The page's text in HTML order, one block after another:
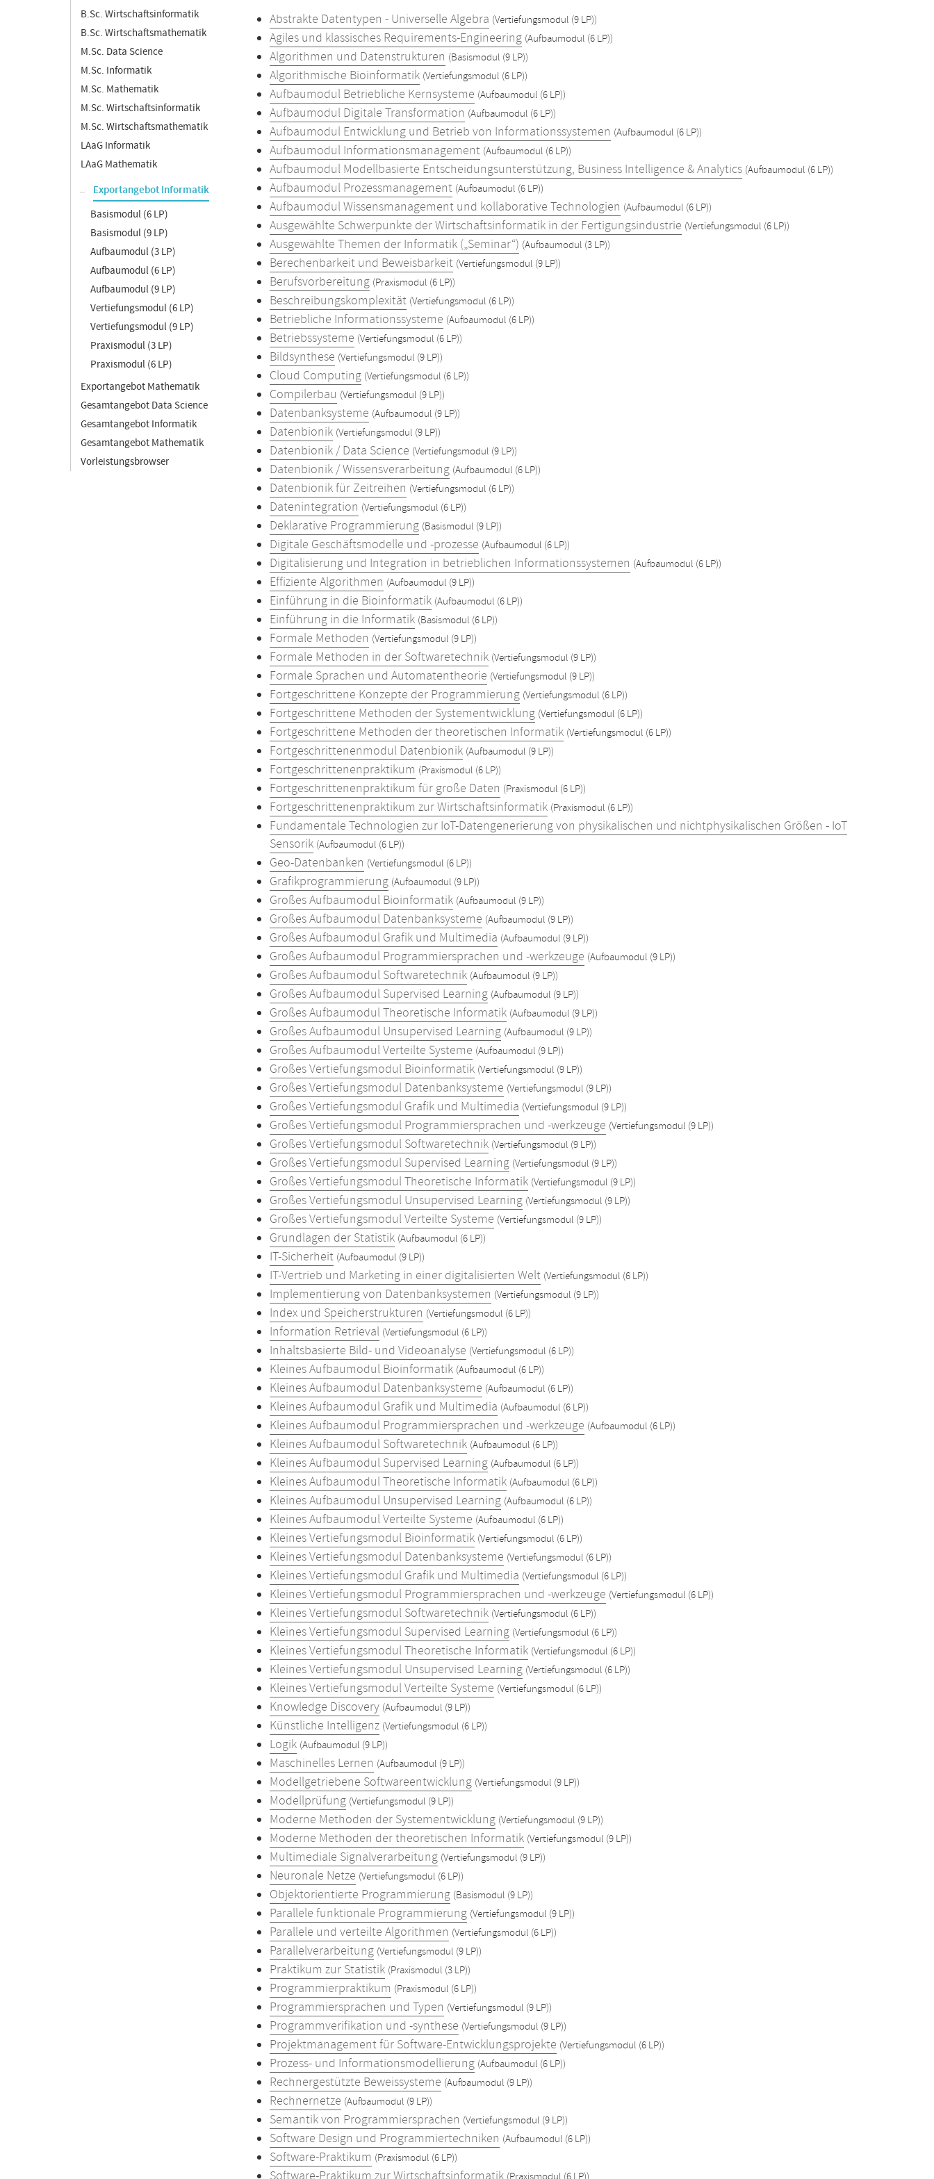
B.Sc. Wirtschaftsinformatik
B.Sc. Wirtschaftsmathematik
M.Sc. Data Science
M.Sc. Informatik
M.Sc. Mathematik
M.Sc. Wirtschaftsinformatik
M.Sc. Wirtschaftsmathematik
LAaG Informatik
LAaG Mathematik
Exportangebot Informatik
Basismodul (6 LP)
Basismodul (9 LP)
Aufbaumodul (3 LP)
Aufbaumodul (6 LP)
Aufbaumodul (9 LP)
Vertiefungsmodul (6 LP)
Vertiefungsmodul (9 LP)
Praxismodul (3 LP)
Praxismodul (6 LP)
Exportangebot Mathematik
Gesamtangebot Data Science
Gesamtangebot Informatik
Gesamtangebot Mathematik
Vorleistungsbrowser
Abstrakte Datentypen - Universelle Algebra (Vertiefungsmodul (9 LP))
Agiles und klassisches Requirements-Engineering (Aufbaumodul (6 LP))
Algorithmen und Datenstrukturen (Basismodul (9 LP))
Algorithmische Bioinformatik (Vertiefungsmodul (6 LP))
Aufbaumodul Betriebliche Kernsysteme (Aufbaumodul (6 LP))
Aufbaumodul Digitale Transformation (Aufbaumodul (6 LP))
Aufbaumodul Entwicklung und Betrieb von Informationssystemen (Aufbaumodul (6 LP))
Aufbaumodul Informationsmanagement (Aufbaumodul (6 LP))
Aufbaumodul Modellbasierte Entscheidungsunterstützung, Business Intelligence & Analytics (Aufbaumodul (6 LP))
Aufbaumodul Prozessmanagement (Aufbaumodul (6 LP))
Aufbaumodul Wissensmanagement und kollaborative Technologien (Aufbaumodul (6 LP))
Ausgewählte Schwerpunkte der Wirtschaftsinformatik in der Fertigungsindustrie (Vertiefungsmodul (6 LP))
Ausgewählte Themen der Informatik („Seminar“) (Aufbaumodul (3 LP))
Berechenbarkeit und Beweisbarkeit (Vertiefungsmodul (9 LP))
Berufsvorbereitung (Praxismodul (6 LP))
Beschreibungskomplexität (Vertiefungsmodul (6 LP))
Betriebliche Informationssysteme (Aufbaumodul (6 LP))
Betriebssysteme (Vertiefungsmodul (6 LP))
Bildsynthese (Vertiefungsmodul (9 LP))
Cloud Computing (Vertiefungsmodul (6 LP))
Compilerbau (Vertiefungsmodul (9 LP))
Datenbanksysteme (Aufbaumodul (9 LP))
Datenbionik (Vertiefungsmodul (9 LP))
Datenbionik / Data Science (Vertiefungsmodul (9 LP))
Datenbionik / Wissensverarbeitung (Aufbaumodul (6 LP))
Datenbionik für Zeitreihen (Vertiefungsmodul (6 LP))
Datenintegration (Vertiefungsmodul (6 LP))
Deklarative Programmierung (Basismodul (9 LP))
Digitale Geschäftsmodelle und -prozesse (Aufbaumodul (6 LP))
Digitalisierung und Integration in betrieblichen Informationssystemen (Aufbaumodul (6 LP))
Effiziente Algorithmen (Aufbaumodul (9 LP))
Einführung in die Bioinformatik (Aufbaumodul (6 LP))
Einführung in die Informatik (Basismodul (6 LP))
Formale Methoden (Vertiefungsmodul (9 LP))
Formale Methoden in der Softwaretechnik (Vertiefungsmodul (9 LP))
Formale Sprachen und Automatentheorie (Vertiefungsmodul (9 LP))
Fortgeschrittene Konzepte der Programmierung (Vertiefungsmodul (6 LP))
Fortgeschrittene Methoden der Systementwicklung (Vertiefungsmodul (6 LP))
Fortgeschrittene Methoden der theoretischen Informatik (Vertiefungsmodul (6 LP))
Fortgeschrittenenmodul Datenbionik (Aufbaumodul (9 LP))
Fortgeschrittenenpraktikum (Praxismodul (6 LP))
Fortgeschrittenenpraktikum für große Daten (Praxismodul (6 LP))
Fortgeschrittenenpraktikum zur Wirtschaftsinformatik (Praxismodul (6 LP))
Fundamentale Technologien zur IoT-Datengenerierung von physikalischen und nichtphysikalischen Größen - IoT
Sensorik (Aufbaumodul (6 LP))
Geo-Datenbanken (Vertiefungsmodul (6 LP))
Grafikprogrammierung (Aufbaumodul (9 LP))
Großes Aufbaumodul Bioinformatik (Aufbaumodul (9 LP))
Großes Aufbaumodul Datenbanksysteme (Aufbaumodul (9 LP))
Großes Aufbaumodul Grafik und Multimedia (Aufbaumodul (9 LP))
Großes Aufbaumodul Programmiersprachen und -werkzeuge (Aufbaumodul (9 LP))
Großes Aufbaumodul Softwaretechnik (Aufbaumodul (9 LP))
Großes Aufbaumodul Supervised Learning (Aufbaumodul (9 LP))
Großes Aufbaumodul Theoretische Informatik (Aufbaumodul (9 LP))
Großes Aufbaumodul Unsupervised Learning (Aufbaumodul (9 LP))
Großes Aufbaumodul Verteilte Systeme (Aufbaumodul (9 LP))
Großes Vertiefungsmodul Bioinformatik (Vertiefungsmodul (9 LP))
Großes Vertiefungsmodul Datenbanksysteme (Vertiefungsmodul (9 LP))
Großes Vertiefungsmodul Grafik und Multimedia (Vertiefungsmodul (9 LP))
Großes Vertiefungsmodul Programmiersprachen und -werkzeuge (Vertiefungsmodul (9 LP))
Großes Vertiefungsmodul Softwaretechnik (Vertiefungsmodul (9 LP))
Großes Vertiefungsmodul Supervised Learning (Vertiefungsmodul (9 LP))
Großes Vertiefungsmodul Theoretische Informatik (Vertiefungsmodul (9 LP))
Großes Vertiefungsmodul Unsupervised Learning (Vertiefungsmodul (9 LP))
Großes Vertiefungsmodul Verteilte Systeme (Vertiefungsmodul (9 LP))
Grundlagen der Statistik (Aufbaumodul (6 LP))
IT-Sicherheit (Aufbaumodul (9 LP))
IT-Vertrieb und Marketing in einer digitalisierten Welt (Vertiefungsmodul (6 LP))
Implementierung von Datenbanksystemen (Vertiefungsmodul (9 LP))
Index und Speicherstrukturen (Vertiefungsmodul (6 LP))
Information Retrieval (Vertiefungsmodul (6 LP))
Inhaltsbasierte Bild- und Videoanalyse (Vertiefungsmodul (6 LP))
Kleines Aufbaumodul Bioinformatik (Aufbaumodul (6 LP))
Kleines Aufbaumodul Datenbanksysteme (Aufbaumodul (6 LP))
Kleines Aufbaumodul Grafik und Multimedia (Aufbaumodul (6 LP))
Kleines Aufbaumodul Programmiersprachen und -werkzeuge (Aufbaumodul (6 LP))
Kleines Aufbaumodul Softwaretechnik (Aufbaumodul (6 LP))
Kleines Aufbaumodul Supervised Learning (Aufbaumodul (6 LP))
Kleines Aufbaumodul Theoretische Informatik (Aufbaumodul (6 LP))
Kleines Aufbaumodul Unsupervised Learning (Aufbaumodul (6 LP))
Kleines Aufbaumodul Verteilte Systeme (Aufbaumodul (6 LP))
Kleines Vertiefungsmodul Bioinformatik (Vertiefungsmodul (6 LP))
Kleines Vertiefungsmodul Datenbanksysteme (Vertiefungsmodul (6 LP))
Kleines Vertiefungsmodul Grafik und Multimedia (Vertiefungsmodul (6 LP))
Kleines Vertiefungsmodul Programmiersprachen und -werkzeuge (Vertiefungsmodul (6 LP))
Kleines Vertiefungsmodul Softwaretechnik (Vertiefungsmodul (6 LP))
Kleines Vertiefungsmodul Supervised Learning (Vertiefungsmodul (6 LP))
Kleines Vertiefungsmodul Theoretische Informatik (Vertiefungsmodul (6 LP))
Kleines Vertiefungsmodul Unsupervised Learning (Vertiefungsmodul (6 LP))
Kleines Vertiefungsmodul Verteilte Systeme (Vertiefungsmodul (6 LP))
Knowledge Discovery (Aufbaumodul (9 LP))
Künstliche Intelligenz (Vertiefungsmodul (6 LP))
Logik (Aufbaumodul (9 LP))
Maschinelles Lernen (Aufbaumodul (9 LP))
Modellgetriebene Softwareentwicklung (Vertiefungsmodul (9 LP))
Modellprüfung (Vertiefungsmodul (9 LP))
Moderne Methoden der Systementwicklung (Vertiefungsmodul (9 LP))
Moderne Methoden der theoretischen Informatik (Vertiefungsmodul (9 LP))
Multimediale Signalverarbeitung (Vertiefungsmodul (9 LP))
Neuronale Netze (Vertiefungsmodul (6 LP))
Objektorientierte Programmierung (Basismodul (9 LP))
Parallele funktionale Programmierung (Vertiefungsmodul (9 LP))
Parallele und verteilte Algorithmen (Vertiefungsmodul (6 LP))
Parallelverarbeitung (Vertiefungsmodul (9 LP))
Praktikum zur Statistik (Praxismodul (3 LP))
Programmierpraktikum (Praxismodul (6 LP))
Programmiersprachen und Typen (Vertiefungsmodul (9 LP))
Programmverifikation und -synthese (Vertiefungsmodul (9 LP))
Projektmanagement für Software-Entwicklungsprojekte (Vertiefungsmodul (6 LP))
Prozess- und Informationsmodellierung (Aufbaumodul (6 LP))
Rechnergestützte Beweissysteme (Aufbaumodul (9 LP))
Rechnernetze (Aufbaumodul (9 LP))
Semantik von Programmiersprachen (Vertiefungsmodul (9 LP))
Software Design und Programmiertechniken (Aufbaumodul (6 LP))
Software-Praktikum (Praxismodul (6 LP))